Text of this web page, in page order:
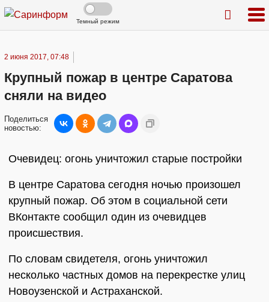
Темный режим
2 июня 2017, 07:48
Крупный пожар в центре Саратова
сняли на видео
Поделиться
новостью:
Очевидец: огонь уничтожил старые постройки
В центре Саратова сегодня ночью произошел
крупный пожар. Об этом в социальной сети
ВКонтакте сообщил один из очевидцев
происшествия.
По словам свидетеля, огонь уничтожил
несколько частных домов на перекрестке улиц
Новоузенской и Астраханской.